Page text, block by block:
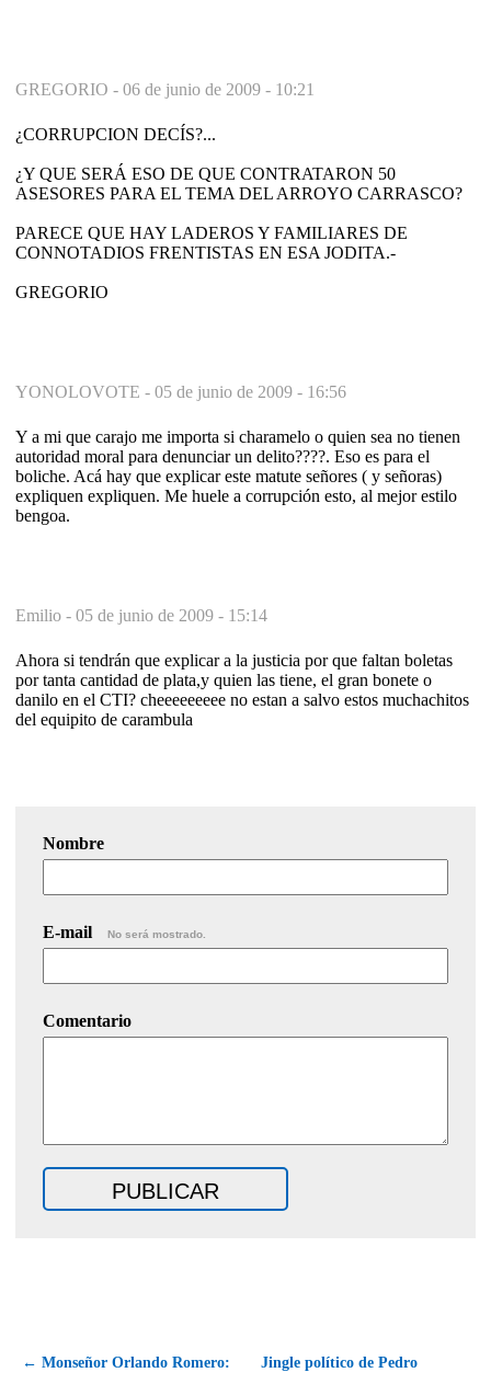
GREGORIO - 06 de junio de 2009 - 10:21
¿CORRUPCION DECÍS?...
¿Y QUE SERÁ ESO DE QUE CONTRATARON 50
ASESORES PARA EL TEMA DEL ARROYO CARRASCO?
PARECE QUE HAY LADEROS Y FAMILIARES DE
CONNOTADIOS FRENTISTAS EN ESA JODITA.-
GREGORIO
YONOLOVOTE - 05 de junio de 2009 - 16:56
Y a mi que carajo me importa si charamelo o quien sea no tienen
autoridad moral para denunciar un delito????. Eso es para el
boliche. Acá hay que explicar este matute señores ( y señoras)
expliquen expliquen. Me huele a corrupción esto, al mejor estilo
bengoa.
Emilio - 05 de junio de 2009 - 15:14
Ahora si tendrán que explicar a la justicia por que faltan boletas
por tanta cantidad de plata,y quien las tiene, el gran bonete o
danilo en el CTI? cheeeeeeeee no estan a salvo estos muchachitos
del equipito de carambula
Nombre
E-mail No será mostrado.
Comentario
← Monseñor Orlando Romero: Jingle político de Pedro